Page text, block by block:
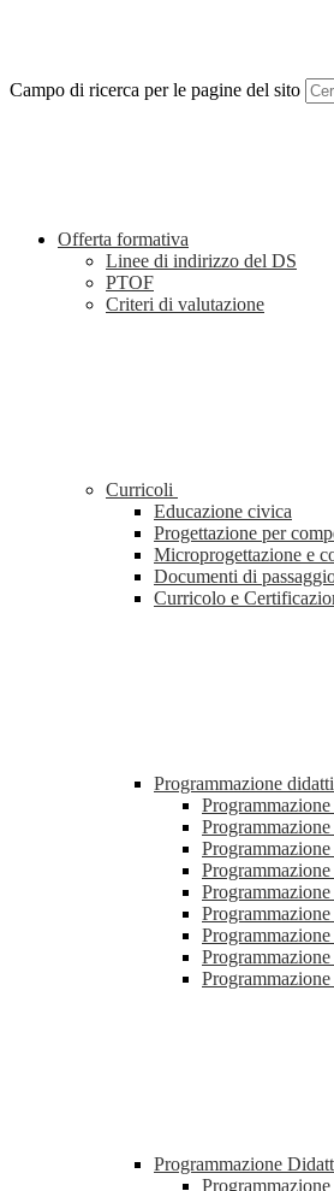
Campo di ricerca per le pagine del sito
Offerta formativa
Linee di indirizzo del DS
PTOF
Criteri di valutazione
Curricoli
Educazione civica
Progettazione per
Microprogettazione e
Documenti di
Curricolo e
Programmazione
Programmazione